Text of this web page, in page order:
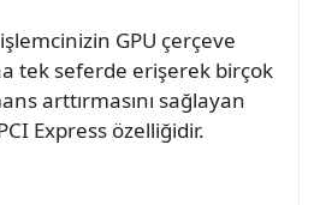
GPU çerçeve
tek seferde erişerek birçok
arttırmasını sağlayan
Express özelliğidir.